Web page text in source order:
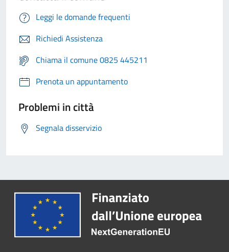
Leggi le domande frequenti
Richiedi Assistenza
Chiama il comune 0825 445211
Prenota un appuntamento
Problemi in città
Segnala disservizio